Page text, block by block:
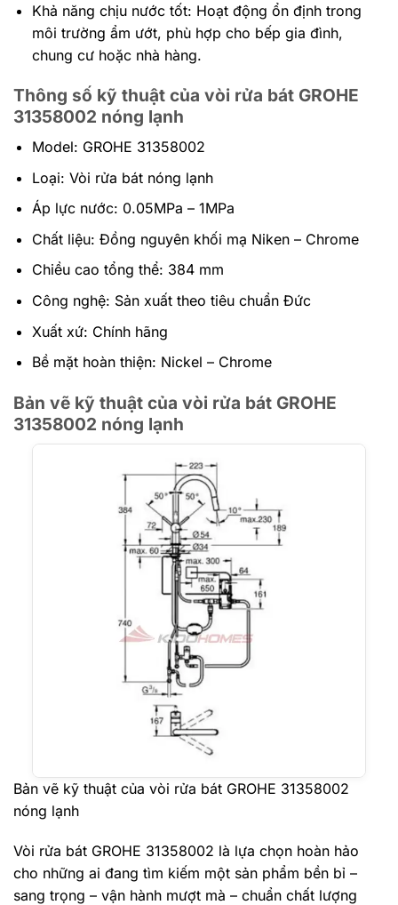
Khả năng chịu nước tốt: Hoạt động ổn định trong
môi trường ẩm ướt, phù hợp cho bếp gia đình,
chung cư hoặc nhà hàng.
Thông số kỹ thuật của vòi rửa bát GROHE
31358002 nóng lạnh
Model: GROHE 31358002
Loại: Vòi rửa bát nóng lạnh
Áp lực nước: 0.05MPa – 1MPa
Chất liệu: Đồng nguyên khối mạ Niken – Chrome
Chiều cao tổng thể: 384 mm
Công nghệ: Sản xuất theo tiêu chuẩn Đức
Xuất xứ: Chính hãng
Bề mặt hoàn thiện: Nickel – Chrome
Bản vẽ kỹ thuật của vòi rửa bát GROHE
31358002 nóng lạnh
Bản vẽ kỹ thuật của vòi rửa bát GROHE 31358002
nóng lạnh
Vòi rửa bát GROHE 31358002 là lựa chọn hoàn hảo
cho những ai đang tìm kiếm một sản phẩm bền bỉ –
sang trọng – vận hành mượt mà – chuẩn chất lượng